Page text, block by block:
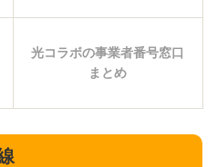
光コラボの事業者番号窓口
まとめ